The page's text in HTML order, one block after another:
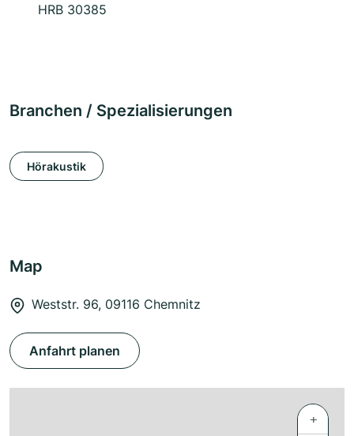
HRB 30385
Branchen / Spezialisierungen
Hörakustik
Map
Weststr. 96, 09116 Chemnitz
Anfahrt planen
+